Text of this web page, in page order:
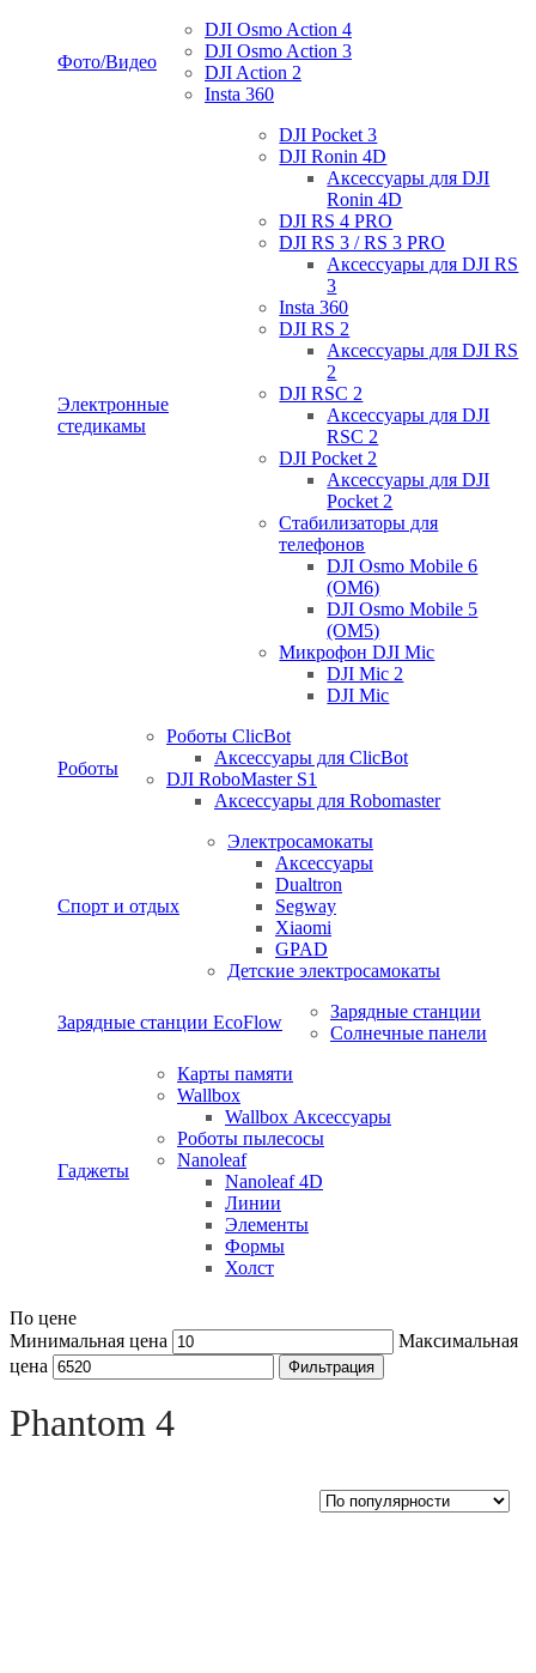
Фото/Видео
DJI Osmo Action 4
DJI Osmo Action 3
DJI Action 2
Insta 360
Электронные
стедикамы
DJI Pocket 3
DJI Ronin 4D
Аксессуары для DJI
Ronin 4D
DJI RS 4 PRO
DJI RS 3 / RS 3 PRO
Аксессуары для DJI RS
3
Insta 360
DJI RS 2
Аксессуары для DJI RS
2
DJI RSC 2
Аксессуары для DJI
RSC 2
DJI Pocket 2
Аксессуары для DJI
Pocket 2
Стабилизаторы для
телефонов
DJI Osmo Mobile 6
(OM6)
DJI Osmo Mobile 5
(OM5)
Микрофон DJI Mic
DJI Mic 2
DJI Mic
Роботы
Роботы ClicBot
Аксессуары для ClicBot
DJI RoboMaster S1
Аксессуары для Robomaster
Спорт и отдых
Электросамокаты
Аксессуары
Dualtron
Segway
Xiaomi
GPAD
Детские электросамокаты
Зарядные станции EcoFlow
Зарядные станции
Солнечные панели
Гаджеты
Карты памяти
Wallbox
Wallbox Аксессуары
Роботы пылесосы
Nanoleaf
Nanoleaf 4D
Линии
Элементы
Формы
Холст
По цене
Минимальная цена
Максимальная
цена
Фильтрация
Phantom 4